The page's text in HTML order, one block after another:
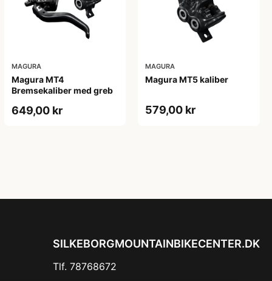
MAGURA
Magura MT4
Bremsekaliber med greb
649,00 kr
MAGURA
Magura MT5 kaliber
579,00 kr
SILKEBORGMOUNTAINBIKECENTER.DK
Tlf. 78768672